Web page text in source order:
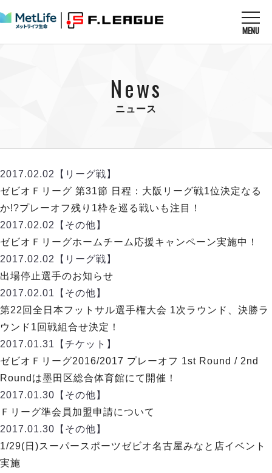
MENU
U-23選抜
クラブ
チケット
メディア情報
フットサル日本代表
その他
MATCHES
順位表
戦績表
警告・退場・出場停止選手
個人ランキング｜ゴール
個人ランキング｜シュート
個人ランキング｜シュート成功率
個人ランキング｜第2PK
メットライフ生命Ｆ２リーグ
試合日程
順位表
戦績表
警告・退場・出場停止選手
個人ランキング｜ゴール
個人ランキング｜シュート
個人ランキング｜シュート成功率
個人ランキング｜第2PK
メットライフ生命Ｆ１リーグ
エスポラーダ北海道
バルドラール浦安
フウガドールすみだ
しながわシティ
立川アスレティックFC
ペスカドーラ町田
湘南ベルマーレ
ボアルース長野
名古屋オーシャンズ
シュライカー大阪
ボルクバレット北九州
バサジィ大分
メットライフ生命Ｆ２リーグ
ヴォスクオーレ仙台
チケットを買う
アリーナ情報
リーグ概要 ABOUT US
リーグ概要
日本フットサルリーグについて
大会概要
リーグ要項
クラブライセンス関連
アリーナ観戦マナー&ルール
過去の記録 ARCHIVE
過去の試合記録
ディビジョン1 試合記録
ディビジョン2 試合記録
Ｆリーグカップ 試合記録
リーグ統計データ
プロジェクト PROJECT
ABeam AWARD
DIVISION01
News
ニュース
2017.02.02
【リーグ戦】
ゼビオＦリーグ 第31節 日程：大阪リーグ戦1位決定なる
か!?プレーオフ残り1枠を巡る戦いも注目！
2017.02.02
【その他】
ゼビオＦリーグホームチーム応援キャンペーン実施中！
2017.02.02
【リーグ戦】
出場停止選手のお知らせ
2017.02.01
【その他】
第22回全日本フットサル選手権大会 1次ラウンド、決勝ラ
ウンド1回戦組合せ決定！
2017.01.31
【チケット】
ゼビオＦリーグ2016/2017 プレーオフ 1st Round / 2nd
Roundは墨田区総合体育館にて開催！
2017.01.30 【その他】
Ｆリーグ準会員加盟申請について
2017.01.30 【その他】
1/29(日)スーパースポーツゼビオ名古屋みなと店イベント
実施